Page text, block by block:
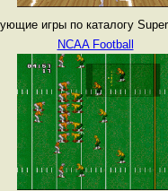
игры по каталогу
NCAA Football